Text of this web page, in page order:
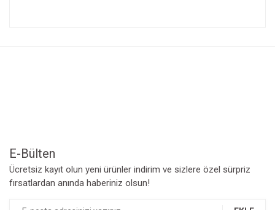
E-Bülten
Ücretsiz kayıt olun yeni ürünler indirim ve sizlere özel sürpriz
fırsatlardan anında haberiniz olsun!